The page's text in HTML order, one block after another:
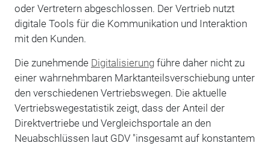
oder Vertretern abgeschlossen. Der Vertrieb nutzt
digitale Tools für die Kommunikation und Interaktion
mit den Kunden.
Die zunehmende Digitalisierungführe daher nicht zu
einer wahrnehmbaren Marktanteilsverschiebung unter
den verschiedenen Vertriebswegen. Die aktuelle
Vertriebswegestatistik zeigt, dass der Anteil der
Direktvertriebe und Vergleichsportale an den
Neuabschlüssen laut GDV "insgesamt auf konstantem